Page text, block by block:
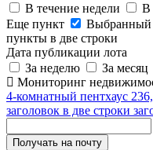
В течение недели
В
Еще пункт
Выбранный
пункты в две строки
Дата публикации лота
За неделю
За месяц
Мониторинг
4-комнатный пентхаус
заголовок в две строки